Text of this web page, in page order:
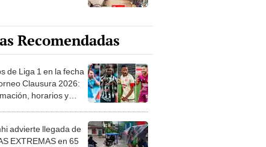
Recomendadas
de Liga 1 en la fecha
Clausura 2026:
horarios y
advierte llegada de
EXTREMAS en 65